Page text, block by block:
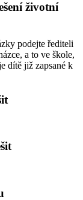
životní
podejte řediteli
a to ve škole,
dítě již zapsané k